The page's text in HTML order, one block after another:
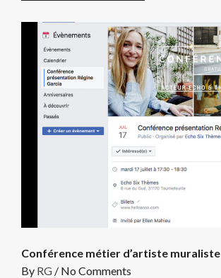
Conférence métier d’artiste muraliste
By RG / No Comments